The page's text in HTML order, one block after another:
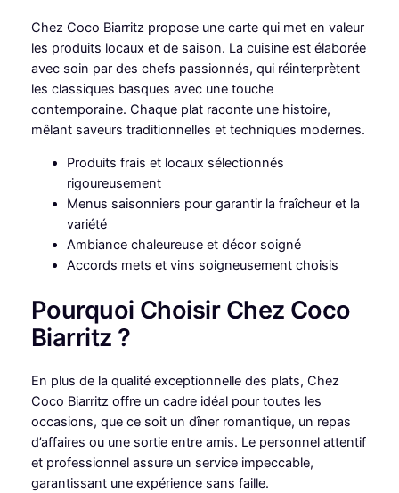
Chez Coco Biarritz propose une carte qui met en valeur
les produits locaux et de saison. La cuisine est élaborée
avec soin par des chefs passionnés, qui réinterprètent
les classiques basques avec une touche
contemporaine. Chaque plat raconte une histoire,
mêlant saveurs traditionnelles et techniques modernes.
Produits frais et locaux sélectionnés
rigoureusement
Menus saisonniers pour garantir la fraîcheur et la
variété
Ambiance chaleureuse et décor soigné
Accords mets et vins soigneusement choisis
Pourquoi Choisir Chez Coco
Biarritz ?
En plus de la qualité exceptionnelle des plats, Chez
Coco Biarritz offre un cadre idéal pour toutes les
occasions, que ce soit un dîner romantique, un repas
d’affaires ou une sortie entre amis. Le personnel attentif
et professionnel assure un service impeccable,
garantissant une expérience sans faille.